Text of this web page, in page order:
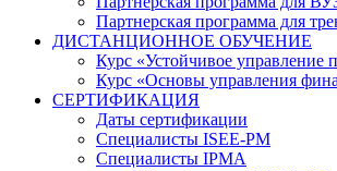
Партнерская программа для
ДИСТАНЦИОННОЕ ОБУЧЕНИЕ
Курс «Устойчивое управление
Курс «Основы управления
СЕРТИФИКАЦИЯ
Даты сертификации
Специалисты ISEE-PM
Специалисты IPMA